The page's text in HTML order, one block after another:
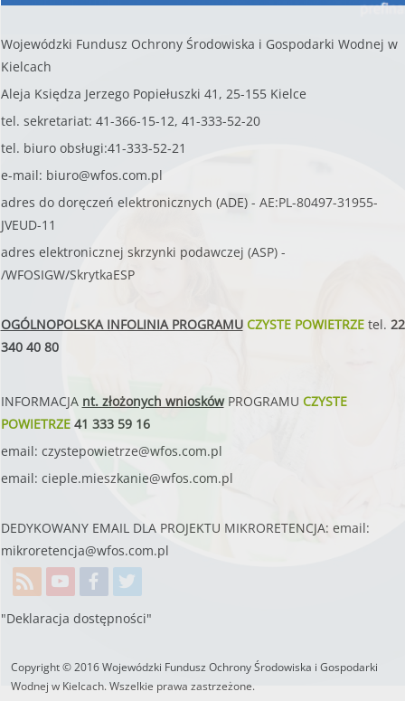
Wojewódzki Fundusz Ochrony Środowiska i Gospodarki Wodnej w
Kielcach
Aleja Księdza Jerzego Popiełuszki 41, 25-155 Kielce
tel. sekretariat: 41-366-15-12, 41-333-52-20
tel. biuro obsługi:41-333-52-21
e-mail: biuro@wfos.com.pl
adres do doręczeń elektronicznych (ADE) - AE:PL-80497-31955-
JVEUD-11
adres elektronicznej skrzynki podawczej (ASP) -
/WFOSIGW/SkrytkaESP
OGÓLNOPOLSKA INFOLINIA PROGRAMUCZYSTE POWIETRZEtel. 22
340 40 80
INFORMACJA nt. złożonych wnioskówPROGRAMU CZYSTE
POWIETRZE41 333 59 16
email: czystepowietrze@wfos.com.pl
email: cieple.mieszkanie@wfos.com.pl
DEDYKOWANY EMAIL DLA PROJEKTU MIKRORETENCJA: email:
mikroretencja@wfos.com.pl
"Deklaracja dostępności"
Copyright © 2016 Wojewódzki Fundusz Ochrony Środowiska i Gospodarki
Wodnej w Kielcach. Wszelkie prawa zastrzeżone.